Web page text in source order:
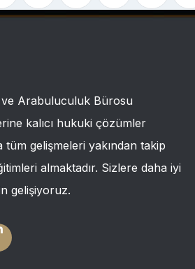
Arabuluculuk Bürosu
kalıcı hukuki çözümler
tüm gelişmeleri yakından takip
almaktadır. Sizlere daha iyi
gelişiyoruz.